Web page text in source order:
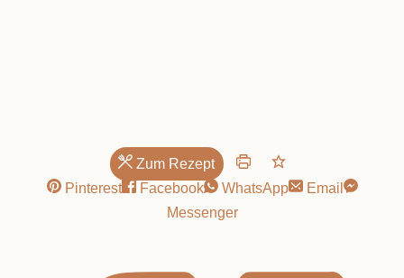
Zum Rezept
Pinterest
Facebook WhatsApp
Email
Messenger